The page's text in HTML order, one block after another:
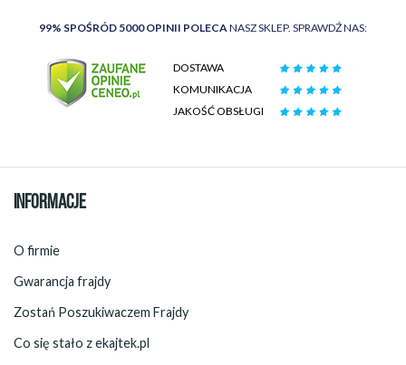
99% SPOŚRÓD 5000 OPINII POLECANASZ SKLEP. SPRAWDŹ NAS:
DOSTAWA
KOMUNIKACJA
JAKOŚĆ OBSŁUGI
INFORMACJE
O firmie
Gwarancja frajdy
Zostań Poszukiwaczem Frajdy
Co się stało z ekajtek.pl